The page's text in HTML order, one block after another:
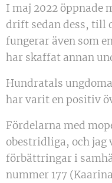
I maj 2022 öppnade
drift sedan dess, till
fungerar även som
har skaffat annan
Hundratals
har varit en positiv
Fördelarna med
obestridliga, och
förbättringar i
nummer 177